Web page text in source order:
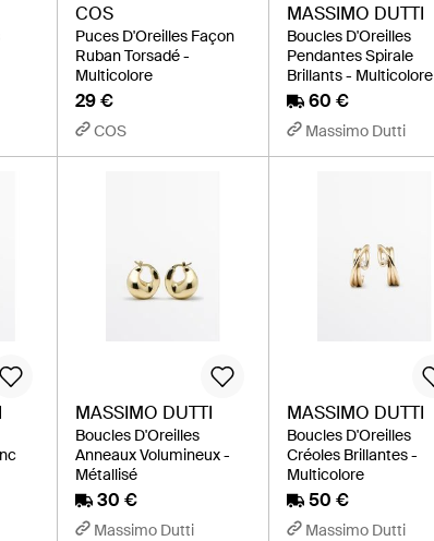
COS
Puces D'Oreilles Façon
Ruban Torsadé -
Multicolore
29 €
COS
MASSIMO DUTTI
Boucles D'Oreilles
Pendantes Spirale
Brillants - Multicolore
60 €
Massimo Dutti
MASSIMO DUTTI
Boucles D'Oreilles
Anneaux Volumineux -
Métallisé
30 €
Massimo Dutti
MASSIMO DUTTI
Boucles D'Oreilles
Créoles Brillantes -
Multicolore
50 €
Massimo Dutti